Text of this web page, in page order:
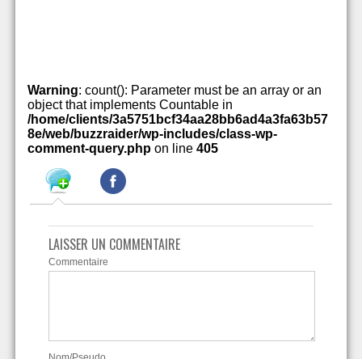
Warning: count(): Parameter must be an array or an
object that implements Countable in
/home/clients/3a5751bcf34aa28bb6ad4a3fa63b57
8e/web/buzzraider/wp-includes/class-wp-
comment-query.php on line 405
LAISSER UN COMMENTAIRE
Commentaire